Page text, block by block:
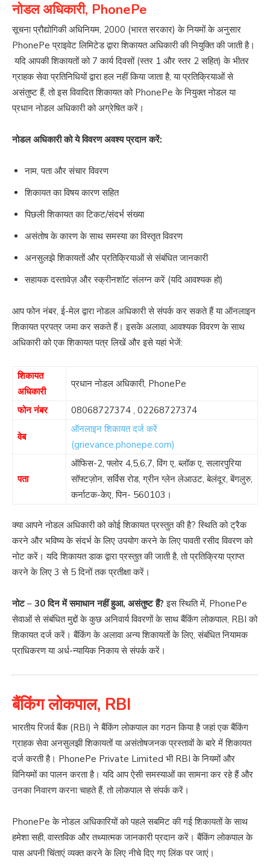
नोडल अधिकारी, PhonePe
सूचना प्रौद्योगिकी अधिनियम, 2000 (भारत सरकार) के नियमों के अनुसार
PhonePe प्राइवेट लिमिटेड द्वारा शिकायत अधिकारी की नियुक्ति की जाती है।
यदि आपकी शिकायतों को 7 कार्य दिवसों (स्तर 1 और स्तर 2 सहित) के भीतर
ग्राहक सेवा प्रतिनिधियों द्वारा हल नहीं किया जाता है, या प्रतिक्रियाओं से
असंतुष्ट हैं, तो इस विवादित शिकायत को PhonePe के नियुक्त नोडल या
प्रधान नोडल अधिकारी को अग्रेषित करें।
नोडल अधिकारी को ये विवरण अवश्य प्रदान करें:
नाम, पता और संचार विवरण
शिकायत का विषय कारण सहित
पिछली शिकायत का टिकट/संदर्भ संख्या
असंतोष के कारण के साथ समस्या का विस्तृत विवरण
अनसुलझे शिकायतों और प्रतिक्रियाओं से संबंधित जानकारी
सहायक दस्तावेज़ और स्क्रीनशॉट संलग्न करें (यदि आवश्यक हो)
आप फोन नंबर, ई-मेल द्वारा नोडल अधिकारी से संपर्क कर सकते हैं या ऑनलाइन
शिकायत प्रपत्र जमा कर सकते हैं। इसके अलावा, आवश्यक विवरण के साथ
अधिकारी को एक शिकायत पत्र लिखें और इसे यहां भेजें:
शिकायत
अधिकारी
प्रधान नोडल अधिकारी, PhonePe
फोन नंबर 08068727374 , 02268727374
वेब
ऑनलाइन शिकायत दर्ज करें
(grievance.phonepe.com)
पता
ऑफिस-2, फ्लोर 4,5,6,7, विंग ए, ब्लॉक ए, सलारपुरिया
सॉफ्टज़ोन, सर्विस रोड, ग्रीन ग्लेन लेआउट, बेलंदूर, बेंगलुरु,
कर्नाटक-केए, पिन- 560103।
क्या आपने नोडल अधिकारी को कोई शिकायत प्रस्तुत की है? स्थिति को ट्रैक
करने और भविष्य के संदर्भ के लिए उपयोग करने के लिए पावती रसीद विवरण को
नोट करें। यदि शिकायत डाक द्वारा प्रस्तुत की जाती है, तो प्रतिक्रिया प्राप्त
करने के लिए 3 से 5 दिनों तक प्रतीक्षा करें।
नोट– 30 दिन में समाधान नहीं हुआ, असंतुष्ट हैं?इस स्थिति में, PhonePe
सेवाओं से संबंधित मुद्दों के कुछ अनिवार्य विवरणों के साथ बैंकिंग लोकपाल, RBI को
शिकायत दर्ज करें। बैंकिंग के अलावा अन्य शिकायतों के लिए, संबंधित नियामक
प्राधिकरण या अर्ध-न्यायिक निकाय से संपर्क करें।
बैंकिंग लोकपाल, RBI
भारतीय रिजर्व बैंक (RBI) ने बैंकिंग लोकपाल का गठन किया है जहां एक बैंकिंग
ग्राहक सेवा अनसुलझी शिकायतों या असंतोषजनक प्रस्तावों के बारे में शिकायत
दर्ज करती है। PhonePe Private Limited भी RBI के नियमों और
विनियमों का पालन करता है। यदि आप ऐसी समस्याओं का सामना कर रहे हैं और
उनका निवारण करना चाहते हैं, तो लोकपाल से संपर्क करें।
PhonePe के नोडल अधिकारियों को पहले सबमिट की गई शिकायतों के साथ
हमेशा सही, वास्तविक और तथ्यात्मक जानकारी प्रदान करें। बैंकिंग लोकपाल के
पास अपनी चिंताएं व्यक्त करने के लिए नीचे दिए गए लिंक पर जाएं।